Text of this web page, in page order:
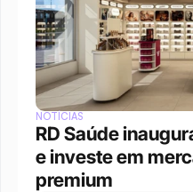
NOTÍCIAS
RD Saúde
e investe em
premium